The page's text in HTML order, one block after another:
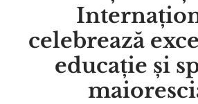
celebrează
educație și